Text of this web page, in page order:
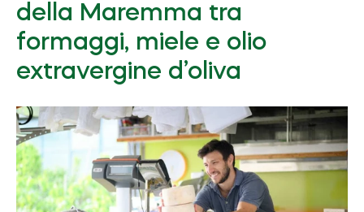
della Maremma tra
formaggi, miele e olio
extravergine d’oliva